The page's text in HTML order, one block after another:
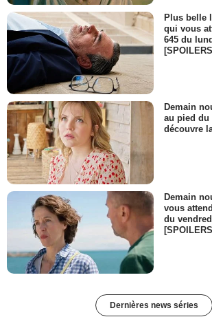
Plus belle
qui vous
645 du
Demain
au pied
découvre
Demain
vous
du
Dernières news séries